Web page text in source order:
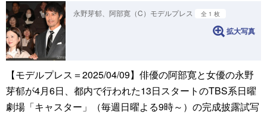
永野芽郁、阿部寛（C）モデルプレス 全 1 枚
拡大写真
【モデルプレス＝2025/04/09】俳優の阿部寛と女優の永野
芽郁が4月6日、都内で行われた13日スタートのTBS系日曜
劇場「キャスター」（毎週日曜よる9時～）の完成披露試写